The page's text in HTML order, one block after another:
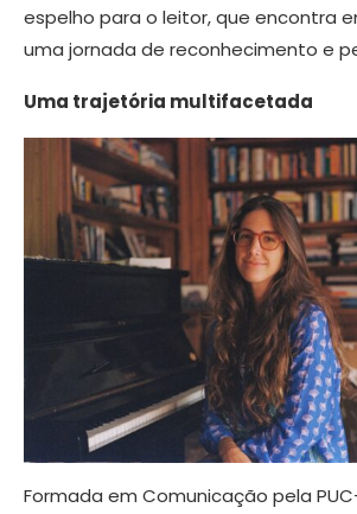
espelho para o leitor, que encontra
uma jornada de reconhecimento e
Uma trajetória multifacetada
Formada em Comunicação pela